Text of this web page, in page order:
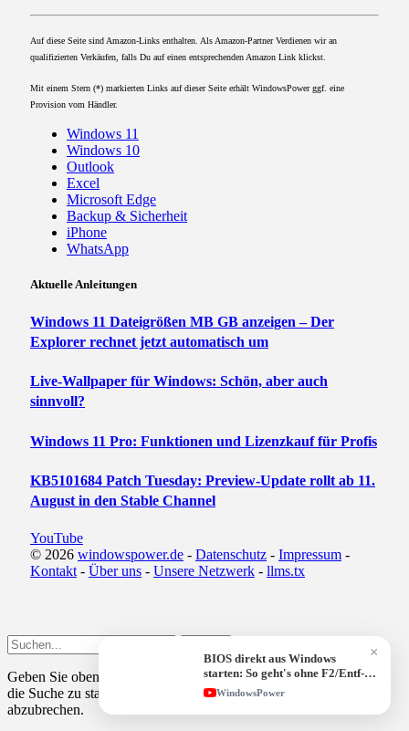
Auf diese Seite sind Amazon-Links enthalten. Als Amazon-Partner Verdienen wir an
qualifizierten Verkäufen, falls Du auf einen entsprechenden Amazon Link klickst.
Mit einem Stern (*) markierten Links auf dieser Seite erhält WindowsPower ggf. eine
Provision vom Händler.
Windows 11
Windows 10
Outlook
Excel
Microsoft Edge
Backup & Sicherheit
iPhone
WhatsApp
Aktuelle Anleitungen
Windows 11 Dateigrößen MB GB anzeigen – Der
Explorer rechnet jetzt automatisch um
Live-Wallpaper für Windows: Schön, aber auch
sinnvoll?
Windows 11 Pro: Funktionen und Lizenzkauf für Profis
KB5101684 Patch Tuesday: Preview-Update rollt ab 11.
August in den Stable Channel
YouTube
© 2026 windowspower.de - Datenschutz - Impressum -
Kontakt - Über uns - Unsere Netzwerk - llms.tx
Geben Sie oben einen Suchbegriff ein und drücken SieEnter, um
die Suche zu starten. Drücken SieEsc, um den Vorgang
abzubrechen.
×
BIOS direkt aus Windows
starten: So geht's ohne F2/Entf-
Taste!WindowsPower